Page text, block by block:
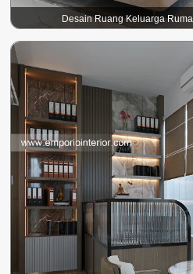
Desain Ruang Keluarga